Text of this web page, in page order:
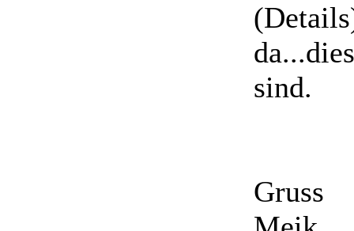
sind.
Gruss